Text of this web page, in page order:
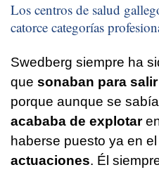
Los centros de salud
catorce categorías
Swedberg siempre ha
que sonaban para salir
porque aunque se
acababa de explotar
haberse puesto ya en el
actuaciones. Él